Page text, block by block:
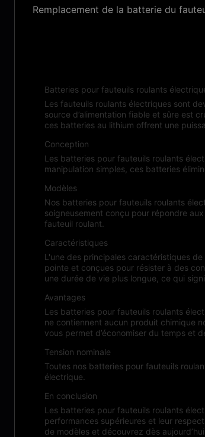
Remplacement de la batterie du
Batteries pour fauteuils roulants
Les fauteuils roulants électriques sont
source d’alimentation fiable et sûre est
ces batteries au lithium offrent une
Conception
Les batteries pour fauteuils roulants
manipulation simples, ces batteries
Modèles
Nos batteries pour fauteuils roulants
soigneusement conçu pour répondre
fauteuil roulant.
Caractéristiques
L'une des principales caractéristiques
pointe et conçues pour résister à des
une durée de vie plus longue, ce qui
Avantages
Les batteries pour fauteuils roulants
ne contiennent aucun produit chimique
vous permet d’économiser du temps et
Tension nominale
Toutes nos batteries pour fauteuils
électrique.
En conclusion
Les batteries pour fauteuils roulants
performances supérieures et leur
de modèles et découvrez dès